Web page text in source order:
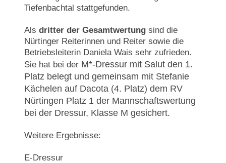
Tiefenbachtal stattgefunden.
Als dritter der Gesamtwertung sind die
Nürtinger Reiterinnen und Reiter sowie die
Betriebsleiterin Daniela Wais sehr zufrieden.
Sie hat bei der M*-Dressur mit Salut den 1.
Platz belegt und gemeinsam mit Stefanie
Kächelen auf Dacota (4. Platz) dem RV
Nürtingen Platz 1 der Mannschaftswertung
bei der Dressur, Klasse M gesichert.
Weitere Ergebnisse:
E-Dressur